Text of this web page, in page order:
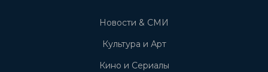
Новости & СМИ
Культура и Арт
Кино и Сериалы